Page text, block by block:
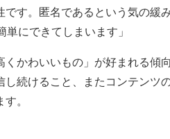
す。匿名であるという気の緩
にできてしまいます」
かわいいもの」が好まれる傾向
続けること、またコンテンツ
。